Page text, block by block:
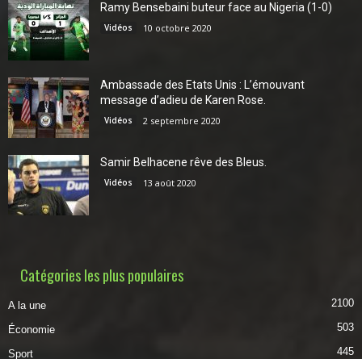
Ramy Bensebaini buteur face au Nigeria (1-0)
Vidéos 10 octobre 2020
Ambassade des Etats Unis : L’émouvant
message d’adieu de Karen Rose.
Vidéos 2 septembre 2020
Samir Belhacene rêve des Bleus.
Vidéos 13 août 2020
Catégories les plus populaires
A la une 2100
Économie 503
Sport 445